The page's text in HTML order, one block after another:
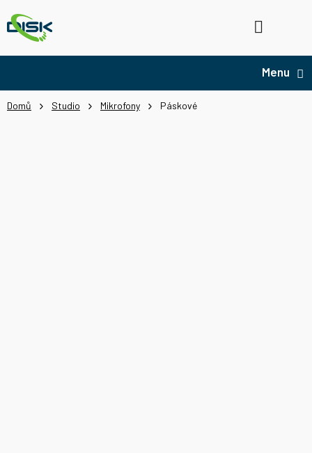
na
obsah
Domů Studio Mikrofony Páskové